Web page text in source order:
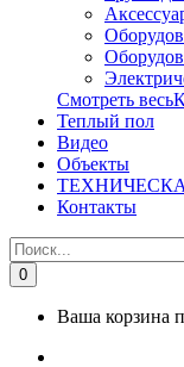
Смотреть
Теплый пол
Видео
Объекты
Контакты
0
Ваша корзина